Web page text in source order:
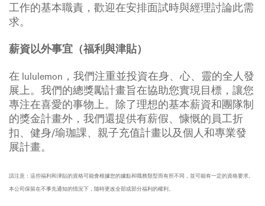
工作的基本職責，歡迎在安排面試時與經理討論此需
求。
薪資以外事宜（福利與津貼）
在 lululemon，我們注重並投資在身、心、靈的全人發
展上。我們的總獎勵計畫旨在協助您實現目標，讓您
專注在喜愛的事物上。除了理想的基本薪資和團隊制
的獎金計畫外，我們還提供有薪假、慷慨的員工折
扣、健身/瑜珈課、親子充值計畫以及個人和專業發
展計畫。
請注意：這些福利和津貼的資格可能會根據您的據點和職務類型而有所不同，並可能有一定的資格要求。
本公司保留在不事先通知的情況下，隨時更改全部或部分福利的權利。